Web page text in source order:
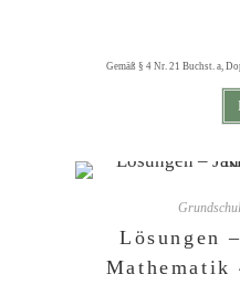
Gemäß § 4 Nr. 21 Buchst. a,
Lösungen
Mathematik